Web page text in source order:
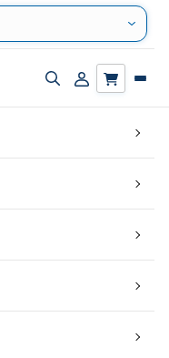
Zapnout/vypnout
Přihlásit/